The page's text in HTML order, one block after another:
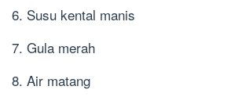
6. Susu kental manis
7. Gula merah
8. Air matang